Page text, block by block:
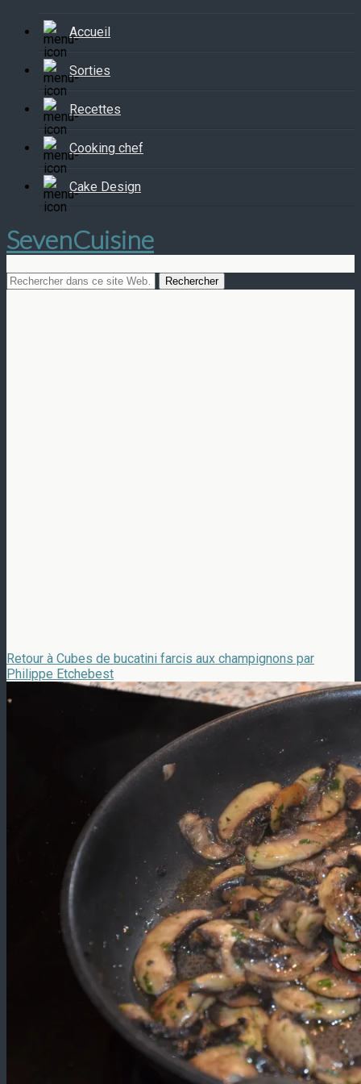
Accueil
Sorties
Recettes
Cooking chef
Cake Design
SevenCuisine
Retour à Cubes de bucatini farcis aux champignons par
Philippe Etchebest